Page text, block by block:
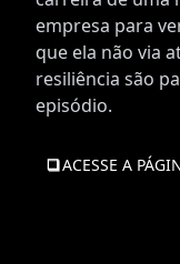
empresa para
que ela não via
resiliência são
episódio.
ACESSE A